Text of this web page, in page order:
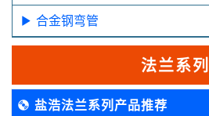
合金钢弯管
法兰系列
盐浩法兰系列产品推荐